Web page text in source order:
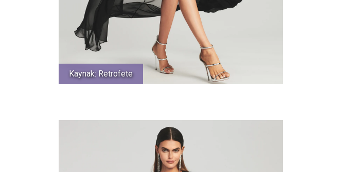
Kaynak: Retrofete